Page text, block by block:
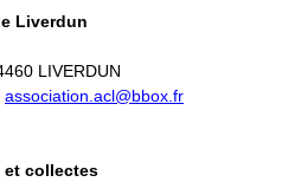
Liverdun
LIVERDUN
association.acl@bbox.fr
et collectes